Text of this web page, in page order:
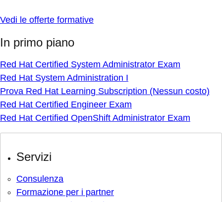
Vedi le offerte formative
In primo piano
Red Hat Certified System Administrator Exam
Red Hat System Administration I
Prova Red Hat Learning Subscription (Nessun costo)
Red Hat Certified Engineer Exam
Red Hat Certified OpenShift Administrator Exam
Servizi
Consulenza
Formazione per i partner